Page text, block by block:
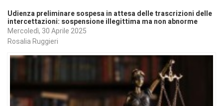
Udienza preliminare sospesa in attesa delle trascrizioni delle
intercettazioni: sospensione illegittima ma non abnorme
Mercoledì, 30 Aprile 2025
Rosalia Ruggieri